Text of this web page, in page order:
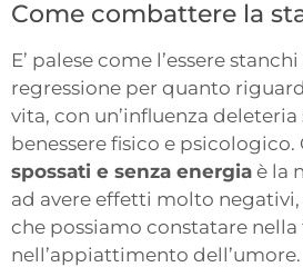
Come combattere la
E’ palese come l’essere
regressione per quanto
vita, con un’influenza deleteria
benessere fisico e
spossati e senza energia è la
ad avere effetti molto
che possiamo constatare
nell’appiattimento dell’umore.